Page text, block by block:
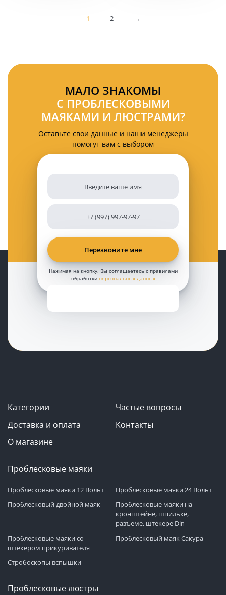
1 2 →
МАЛО ЗНАКОМЫ
С ПРОБЛЕСКОВЫМИ
МАЯКАМИ И ЛЮСТРАМИ?
Оставьте свои данные и наши менеджеры
помогут вам с выбором
Нажимая на кнопку, Вы соглашаетесь с правилами
обработки персональных данных
Категории
Частые вопросы
Доставка и оплата
Контакты
О магазине
Проблесковые маяки
Проблесковые маяки 12 Вольт
Проблесковые маяки 24 Вольт
Проблесковый двойной маяк
Проблесковые маяки на
кронштейне, шпильке,
разъеме, штекере Din
Проблесковые маяки со
штекером прикуривателя
Проблесковый маяк Сакура
Стробоскопы вспышки
Проблесковые люстры